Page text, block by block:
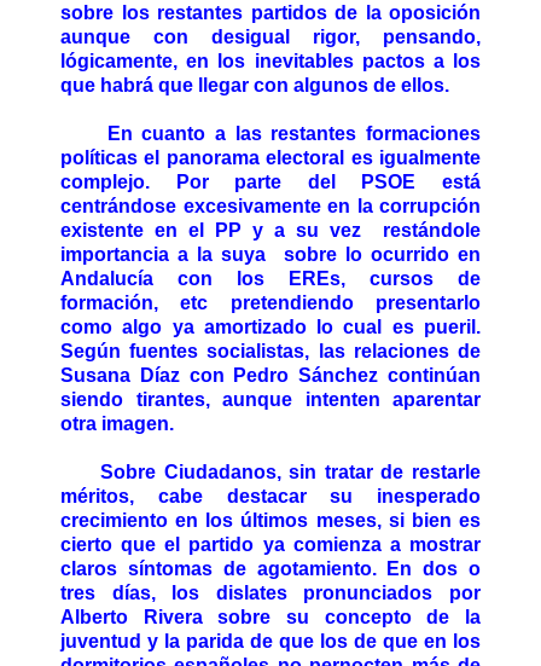
sobre los restantes partidos de la oposición
aunque con desigual rigor, pensando,
lógicamente, en los inevitables pactos a los
que habrá que llegar con algunos de ellos.
En cuanto a las restantes formaciones
políticas el panorama electoral es igualmente
complejo. Por parte del PSOE está
centrándose excesivamente en la corrupción
existente en el PP y a su vez restándole
importancia a la suya sobre lo ocurrido en
Andalucía con los EREs, cursos de
formación, etc pretendiendo presentarlo
como algo ya amortizado lo cual es pueril.
Según fuentes socialistas, las relaciones de
Susana Díaz con Pedro Sánchez continúan
siendo tirantes, aunque intenten aparentar
otra imagen.
Sobre Ciudadanos, sin tratar de restarle
méritos, cabe destacar su inesperado
crecimiento en los últimos meses, si bien es
cierto que el partido ya comienza a mostrar
claros síntomas de agotamiento. En dos o
tres días, los dislates pronunciados por
Alberto Rivera sobre su concepto de la
juventud y la parida de que los de que en los